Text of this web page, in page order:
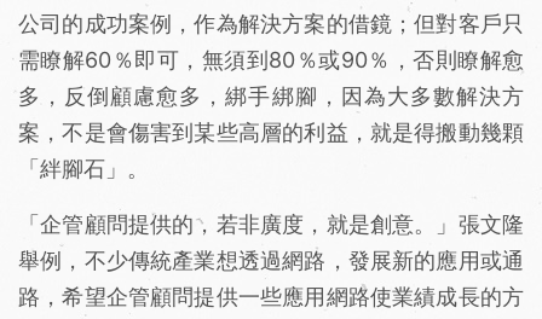
公司的成功案例，作為解決方案的借鏡；但對客戶只
需瞭解60％即可，無須到80％或90％，否則瞭解愈
多，反倒顧慮愈多，綁手綁腳，因為大多數解決方
案，不是會傷害到某些高層的利益，就是得搬動幾顆
「絆腳石」。
「企管顧問提供的，若非廣度，就是創意。」張文隆
舉例，不少傳統產業想透過網路，發展新的應用或通
路，希望企管顧問提供一些應用網路使業績成長的方